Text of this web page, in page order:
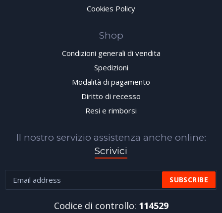
Cookies Policy
Shop
Condizioni generali di vendita
Spedizioni
Modalità di pagamento
Diritto di recesso
Resi e rimborsi
Il nostro servizio assistenza anche online:
Scrivici
Codice di controllo: 114529